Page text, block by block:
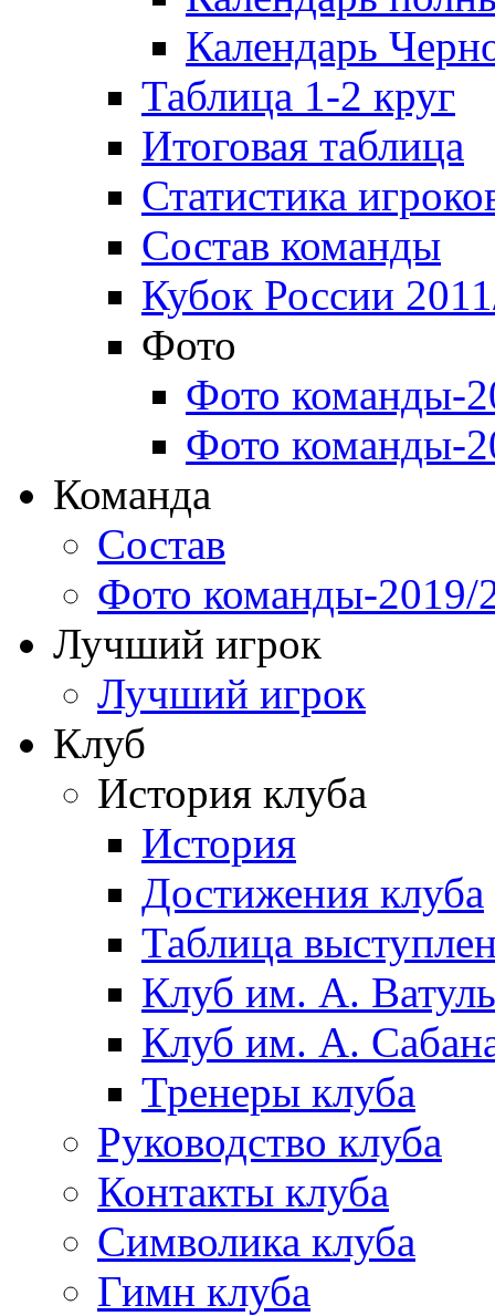
Календарь
Таблица 1-2 круг
Итоговая таблица
Статистика
Состав команды
Кубок России
Фото
Фото команды-
Фото команды-
Команда
Состав
Фото команды-2019/
Лучший игрок
Лучший игрок
Клуб
История клуба
История
Достижения клуба
Таблица
Клуб им. А.
Клуб им. А.
Тренеры клуба
Руководство клуба
Контакты клуба
Символика клуба
Гимн клуба